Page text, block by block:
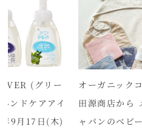
コットンの前
メイドインジ
ーギフトが登
「あきたこま
流通・認証に
国際有機農業